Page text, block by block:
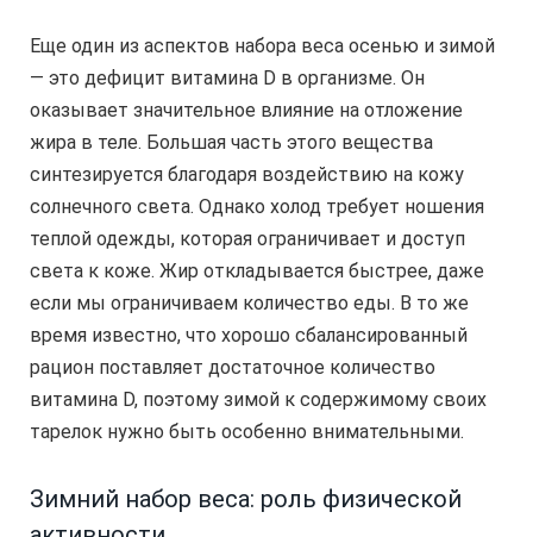
Еще один из аспектов набора веса осенью и зимой
— это дефицит витамина D в организме. Он
оказывает значительное влияние на отложение
жира в теле. Большая часть этого вещества
синтезируется благодаря воздействию на кожу
солнечного света. Однако холод требует ношения
теплой одежды, которая ограничивает и доступ
света к коже. Жир откладывается быстрее, даже
если мы ограничиваем количество еды. В то же
время известно, что хорошо сбалансированный
рацион поставляет достаточное количество
витамина D, поэтому зимой к содержимому своих
тарелок нужно быть особенно внимательными.
Зимний набор веса: роль физической